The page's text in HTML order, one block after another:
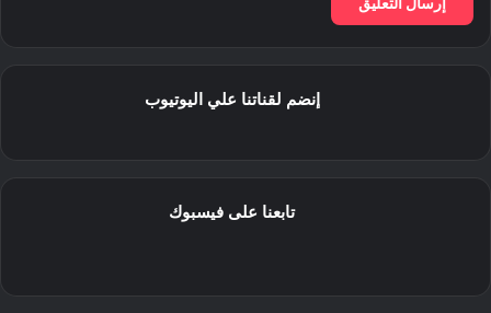
إنضم لقناتنا علي اليوتيوب
تابعنا على فيسبوك